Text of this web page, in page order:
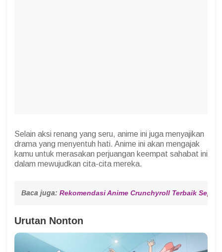
Selain aksi renang yang seru, anime ini juga menyajikan
drama yang menyentuh hati. Anime ini akan mengajak
kamu untuk merasakan perjuangan keempat sahabat ini
dalam mewujudkan cita-cita mereka.
Baca juga: Rekomendasi Anime Crunchyroll Terbaik
Urutan Nonton